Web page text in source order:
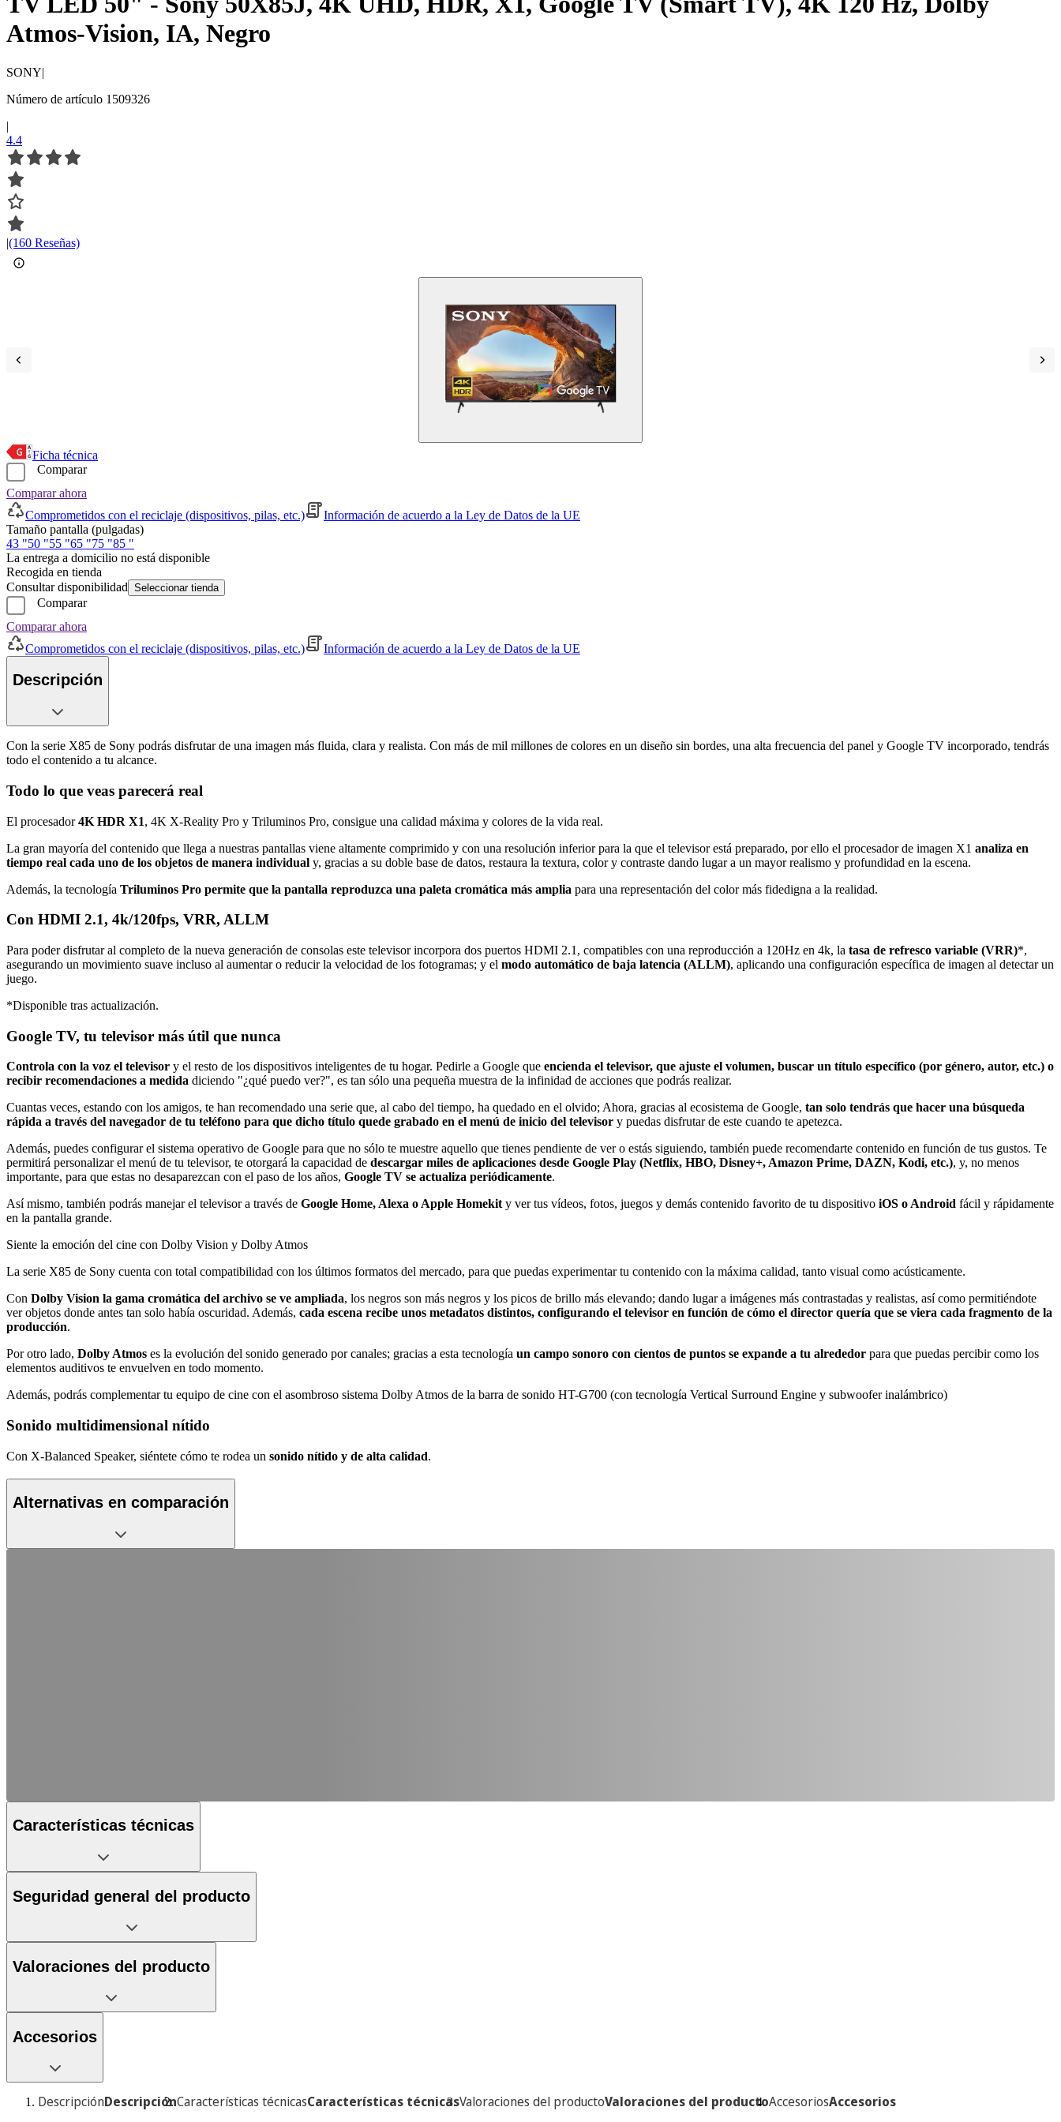
Atmos-Vision, IA, Negro
SONY|
Número de artículo 1509326
|
4.4
|(160 Reseñas)
Ficha técnica
Comparar
Comparar ahora
Comprometidos con el reciclaje (dispositivos, pilas, etc.)
Información de acuerdo a la Ley de Datos de la UE
Tamaño pantalla (pulgadas)
43 "50 "55 "65 "75 "85 "
La entrega a domicilio no está disponible
Recogida en tienda
Consultar disponibilidad Seleccionar tienda
Comparar
Comparar ahora
Comprometidos con el reciclaje (dispositivos, pilas, etc.)
Información de acuerdo a la Ley de Datos de la UE
Descripción
Con la serie X85 de Sony podrás disfrutar de una imagen más fluida, clara y realista. Con más de mil millones de colores en un diseño sin bordes, una alta frecuencia del panel y Google TV incorporado, tendrás
todo el contenido a tu alcance.
Todo lo que veas parecerá real
El procesador4K HDR X1, 4K X-Reality Pro y Triluminos Pro, consigue una calidad máxima y colores de la vida real.
La gran mayoría del contenido que llega a nuestras pantallas viene altamente comprimido y con una resolución inferior para la que el televisor está preparado, por ello el procesador de imagen X1 analiza en
tiempo real cada uno de los objetos de manera individual y, gracias a su doble base de datos, restaura la textura, color y contraste dando lugar a un mayor realismo y profundidad en la escena.
Además, la tecnología Triluminos Pro permite que la pantalla reproduzca una paleta cromática más amplia para una representación del color más fidedigna a la realidad.
Con HDMI 2.1, 4k/120fps, VRR, ALLM
Para poder disfrutar al completo de la nueva generación de consolas este televisor incorpora dos puertos HDMI 2.1, compatibles con una reproducción a 120Hz en 4k, la tasa de refresco variable (VRR)*,
asegurando un movimiento suave incluso al aumentar o reducir la velocidad de los fotogramas; y el modo automático de baja latencia (ALLM), aplicando una configuración específica de imagen al detectar un
juego.
*Disponible tras actualización.
Google TV, tu televisor más útil que nunca
Controla con la voz el televisor y el resto de los dispositivos inteligentes de tu hogar. Pedirle a Google que encienda el televisor, que ajuste el volumen, buscar un título específico (por género, autor, etc.) o
recibir recomendaciones a medida diciendo "¿qué puedo ver?", es tan sólo una pequeña muestra de la infinidad de acciones que podrás realizar.
Cuantas veces, estando con los amigos, te han recomendado una serie que, al cabo del tiempo, ha quedado en el olvido; Ahora, gracias al ecosistema de Google, tan solo tendrás que hacer una búsqueda
rápida a través del navegador de tu teléfono para que dicho título quede grabado en el menú de inicio del televisor y puedas disfrutar de este cuando te apetezca.
Además, puedes configurar el sistema operativo de Google para que no sólo te muestre aquello que tienes pendiente de ver o estás siguiendo, también puede recomendarte contenido en función de tus gustos. Te
permitirá personalizar el menú de tu televisor, te otorgará la capacidad de descargar miles de aplicaciones desde Google Play (Netflix, HBO, Disney+, Amazon Prime, DAZN, Kodi, etc.), y, no menos
importante, para que estas no desaparezcan con el paso de los años, Google TV se actualiza periódicamente.
Así mismo, también podrás manejar el televisor a través de Google Home, Alexa o Apple Homekit y ver tus vídeos, fotos, juegos y demás contenido favorito de tu dispositivo iOS o Android fácil y rápidamente
en la pantalla grande.
Siente la emoción del cine con Dolby Vision y Dolby Atmos
La serie X85 de Sony cuenta con total compatibilidad con los últimos formatos del mercado, para que puedas experimentar tu contenido con la máxima calidad, tanto visual como acústicamente.
Con Dolby Vision la gama cromática del archivo se ve ampliada, los negros son más negros y los picos de brillo más elevando; dando lugar a imágenes más contrastadas y realistas, así como permitiéndote
ver objetos donde antes tan solo había oscuridad. Además, cada escena recibe unos metadatos distintos, configurando el televisor en función de cómo el director quería que se viera cada fragmento de la
producción.
Por otro lado, Dolby Atmos es la evolución del sonido generado por canales; gracias a esta tecnología un campo sonoro con cientos de puntos se expande a tu alrededor para que puedas percibir como los
elementos auditivos te envuelven en todo momento.
Además, podrás complementar tu equipo de cine con el asombroso sistema Dolby Atmos de la barra de sonido HT-G700 (con tecnología Vertical Surround Engine y subwoofer inalámbrico)
Sonido multidimensional nítido
Con X-Balanced Speaker, siéntete cómo te rodea un sonido nítido y de alta calidad.
Alternativas en comparación
Características técnicas
Seguridad general del producto
Valoraciones del producto
Accesorios
DescripciónDescripciónCaracterísticas técnicasCaracterísticas técnicasValoraciones del productoValoraciones del productoAccesoriosAccesorios